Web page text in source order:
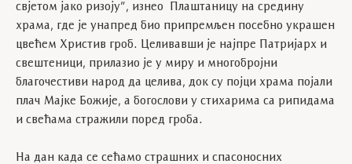
свјетом јако ризоју”, изнео Плаштаницу на средину
храма, где је унапред био припремљен посебно украшен
цвећем Христив гроб. Целивавши је најпре Патријарх и
свештеници, прилазио је у миру и многобројни
благочестиви народ да целива, док су појци храма појали
плач Мајке Божије, а богослови у стихарима са рипидама
и свећама стражили поред гроба.
На дан када се сећамо страшних и спасоносних